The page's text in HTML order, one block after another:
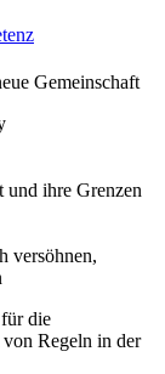
Gemeinschaft
und ihre Grenzen
versöhnen,
die
Regeln in der